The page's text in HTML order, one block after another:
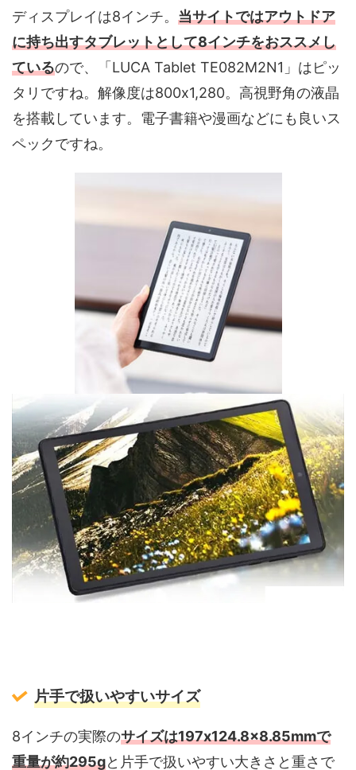
ディスプレイは8インチ。 当サイトではアウトドア
に持ち出すタブレットとして8インチをおススメし
ているので、「LUCA Tablet TE082M2N1」はピッ
タリですね。解像度は800x1,280。高視野角の液晶
を搭載しています。電子書籍や漫画などにも良いス
ペックですね。
片手で扱いやすいサイズ
8インチの実際のサイズは197x124.8x8.85mmで
重量が約295gと片手で扱いやすい大きさと重さで